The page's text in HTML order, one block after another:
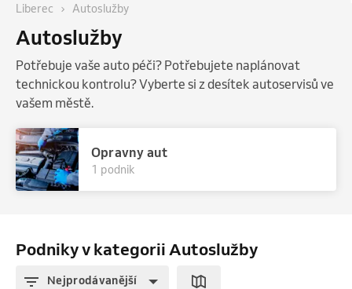
Liberec Autoslužby
Autoslužby
Potřebuje vaše auto péči? Potřebujete naplánovat
technickou kontrolu? Vyberte si z desítek autoservisů ve
vašem městě.
Opravny aut
1 podnik
Podniky v kategorii Autoslužby
Nejprodávanější